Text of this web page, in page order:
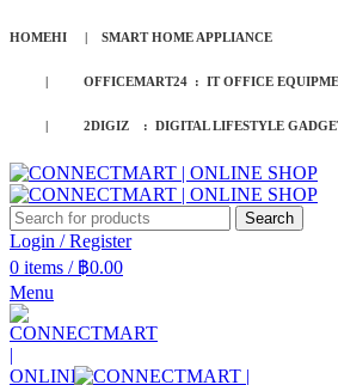
HOMEHI | SMART HOME APPLIANCE
| OFFICEMART24 : IT OFFICE
| 2DIGIZ : DIGITAL LIFESTYLE
Search
Login / Register
0 items / ฿0.00
Menu